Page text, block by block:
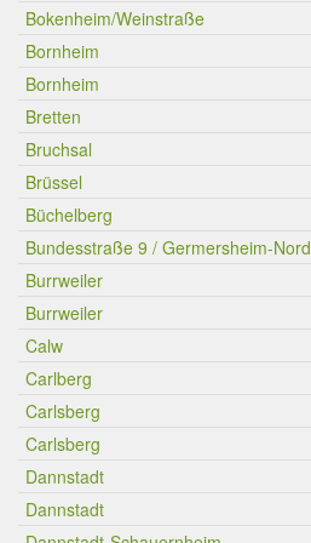
Bokenheim/Weinstraße
Bornheim
Bornheim
Bretten
Bruchsal
Brüssel
Büchelberg
Bundesstraße 9 / Germersheim-Nord
Burrweiler
Burrweiler
Calw
Carlberg
Carlsberg
Carlsberg
Dannstadt
Dannstadt